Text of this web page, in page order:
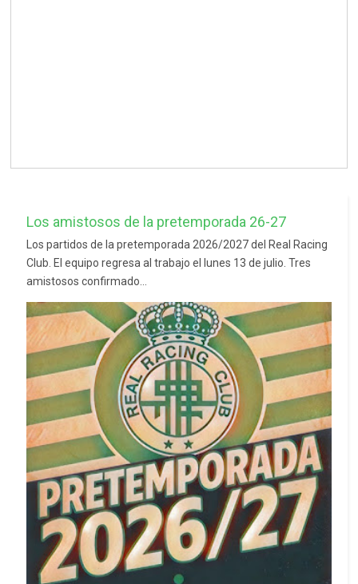
Los amistosos de la pretemporada 26-27
Los partidos de la pretemporada 2026/2027 del Real Racing
Club. El equipo regresa al trabajo el lunes 13 de julio. Tres
amistosos confirmado...